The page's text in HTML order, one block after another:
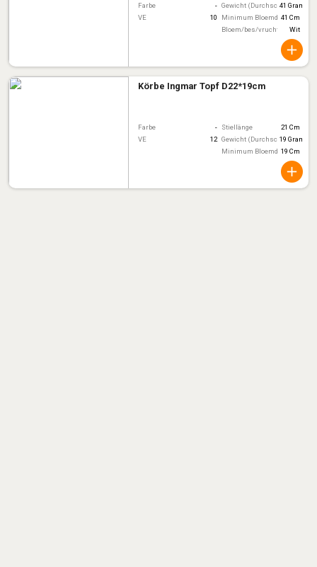
Farbe - Gewicht (Durchschnitt)
41 Gram
VE
10 Minimum Bloemdiameter
41 Cm
Bloem/bes/vruchtkleurWit
Körbe Ingmar Topf D22*19cm
Farbe - Stiellänge
21 Cm
VE
12 Gewicht (Durchschnitt)
19 Gram
Minimum Bloemdiameter
19 Cm